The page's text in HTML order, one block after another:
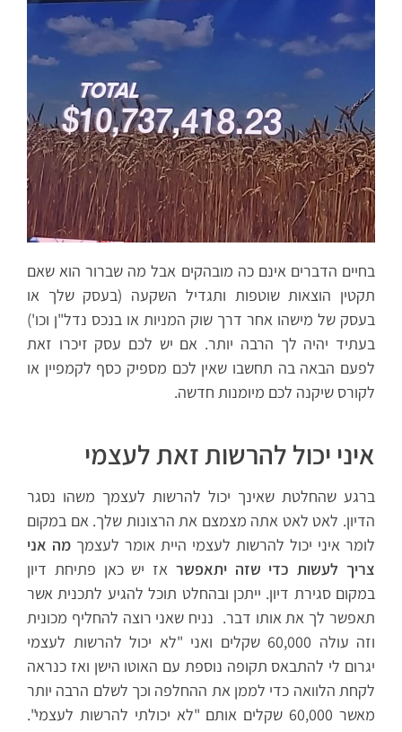
בחיים הדברים אינם כה מובהקים אבל מה שברור הוא שאם
תקטין הוצאות שוטפות ותגדיל השקעה (בעסק שלך או
בעסק של מישהו אחר דרך שוק המניות או בנכס נדל"ן וכו')
בעתיד יהיה לך הרבה יותר. אם יש לכם עסק זיכרו זאת
לפעם הבאה בה תחשבו שאין לכם מספיק כסף לקמפיין או
לקורס שיקנה לכם מיומנות חדשה.
איני יכול להרשות זאת לעצמי
ברגע שהחלטת שאינך יכול להרשות לעצמך משהו נסגר
הדיון. לאט לאט אתה מצמצם את הרצונות שלך. אם במקום
לומר איני יכול להרשות לעצמי היית אומר לעצמך מה אני
צריך לעשות כדי שזה יתאפשר אז יש כאן פתיחת דיון
במקום סגירת דיון. ייתכן ובהחלט תוכל להגיע לתכנית אשר
תאפשר לך את אותו דבר. נניח שאני רוצה להחליף מכונית
וזה עולה 60,000 שקלים ואני "לא יכול להרשות לעצמי
יגרום לי להתבאס תקופה נוספת עם האוטו הישן ואז כנראה
לקחת הלוואה כדי לממן את ההחלפה וכך לשלם הרבה יותר
מאשר 60,000 שקלים אותם "לא יכולתי להרשות לעצמי".